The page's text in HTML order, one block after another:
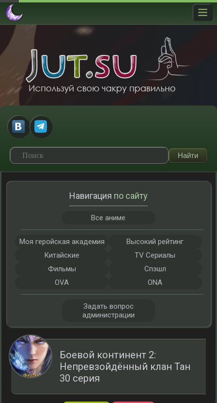
Боевой континент 2:
Непревзойдённый клан Тан
30 серия
Навигация по сайту
Все аниме
Моя геройская академия
Высокий рейтинг
Китайские
TV Сериалы
Фильмы
Спэшл
OVA
ONA
Задать вопрос
администрации